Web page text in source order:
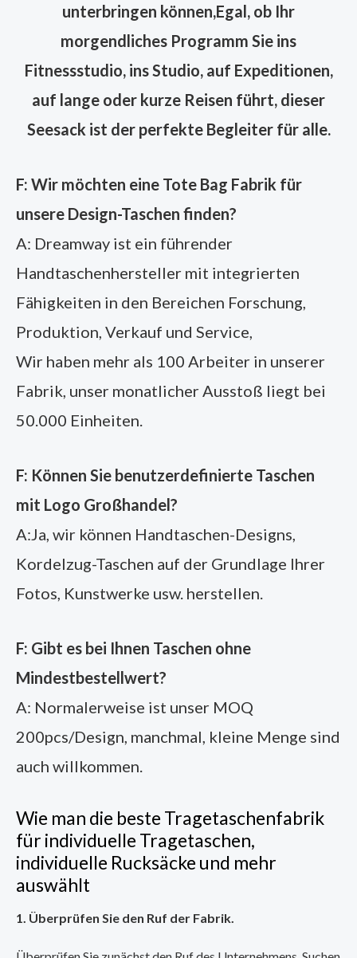
unterbringen können,Egal, ob Ihr
morgendliches Programm Sie ins
Fitnessstudio, ins Studio, auf Expeditionen,
auf lange oder kurze Reisen führt, dieser
Seesack ist der perfekte Begleiter für alle.
F: Wir möchten eine Tote Bag Fabrik für
unsere Design-Taschen finden?
A: Dreamway ist ein führender
Handtaschenhersteller mit integrierten
Fähigkeiten in den Bereichen Forschung,
Produktion, Verkauf und Service,
Wir haben mehr als 100 Arbeiter in unserer
Fabrik, unser monatlicher Ausstoß liegt bei
50.000 Einheiten.
F: Können Sie benutzerdefinierte Taschen
mit Logo Großhandel?
A:Ja, wir können Handtaschen-Designs,
Kordelzug-Taschen auf der Grundlage Ihrer
Fotos, Kunstwerke usw. herstellen.
F: Gibt es bei Ihnen Taschen ohne
Mindestbestellwert?
A: Normalerweise ist unser MOQ
200pcs/Design, manchmal, kleine Menge sind
auch willkommen.
Wie man die beste Tragetaschenfabrik
für individuelle Tragetaschen,
individuelle Rucksäcke und mehr
auswählt
1. Überprüfen Sie den Ruf der Fabrik.